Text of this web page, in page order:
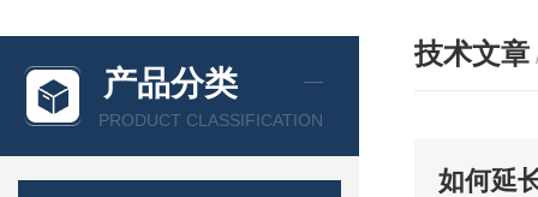
产品分类
PRODUCT CLASSIFICATION
技术文章
如何延